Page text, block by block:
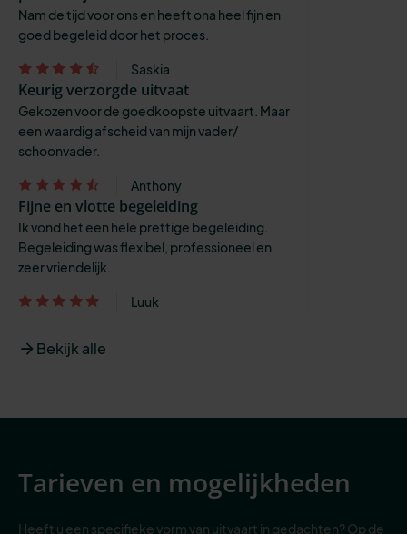
Nam de tijd voor ons en heeft ona heel fijn en
goed begeleid door het proces.
Saskia
Keurig verzorgde uitvaat
Gekozen voor de goedkoopste uitvaart. Maar
een waardig afscheid van mijn vader/
schoonvader.
Anthony
Fijne en vlotte begeleiding
Ik vond het een hele prettige begeleiding.
Begeleiding was flexibel, professioneel en
zeer vriendelijk.
Luuk
Bekijk alle
Tarieven en mogelijkheden
Heeft u een specifieke vorm van uitvaart in gedachten? Op de